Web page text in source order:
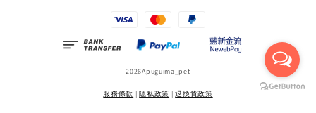
2026Apuguima_pet
服務條款 |隱私政策 |退換貨政策